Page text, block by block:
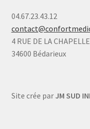
04.67.23.43.12
4 RUE DE LA CHAPELLE
34600 Bédarieux
Site crée par JM SUD